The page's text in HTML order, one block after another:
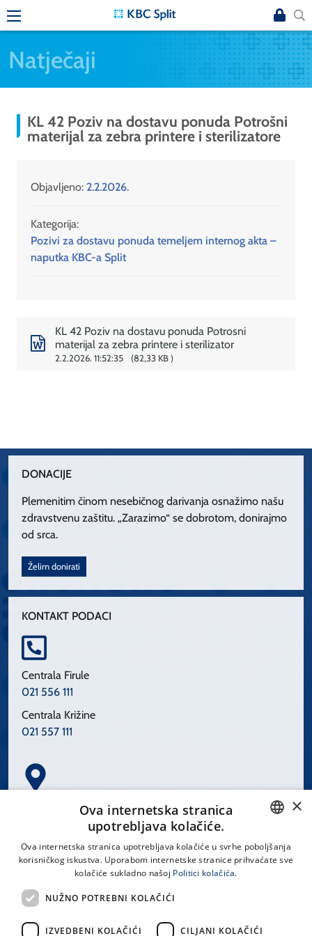
Natječaji
KL 42 Poziv na dostavu ponuda Potrošni
materijal za zebra printere i sterilizatore
Objavljeno: 2.2.2026.
Kategorija:
Pozivi za dostavu ponuda temeljem internog akta –
naputka KBC-a Split
KL 42 Poziv na dostavu ponuda Potrosni
materijal za zebra printere i sterilizator
2.2.2026. 11:52:35 82,33 KB
DONACIJE
Plemenitim činom nesebičnog darivanja osnažimo našu
zdravstvenu zaštitu. „Zarazimo“ se dobrotom, donirajmo
od srca.
Želim donirati
KONTAKT PODACI
Centrala Firule
021 556 111
Centrala Križine
021 557 111
Spinčićeva 1, 21000 Split
LINKOVI
CROATIAN
×
Ova internetska stranica
upotrebljava kolačiće.
Ova internetska stranica upotrebljava kolačiće u svrhe poboljšanja
korisničkog iskustva. Uporabom internetske stranice prihvaćate sve
kolačiće sukladno našoj Politici kolačića.
NUŽNO POTREBNI KOLAČIĆI
IZVEDBENI KOLAČIĆI CILJANI KOLAČIĆI